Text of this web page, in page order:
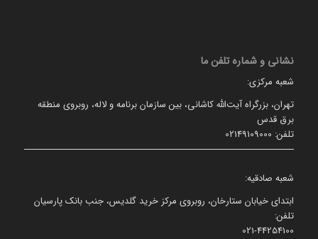
نشانی و شماره تلفن ما
شعبه مرکزی:
تهران، بزرگراه آیت‌الله کاشانی، بین سازمان برنامه و لاله، روبروی منطقه
برق قدس
تلفن: 02149109000
شعبه صادقیه:
ابتدای خیابان ستارخان، روبروی مرکز خرید گلدیس، جنب بانک پارسیان
تلفن:
021-44254100